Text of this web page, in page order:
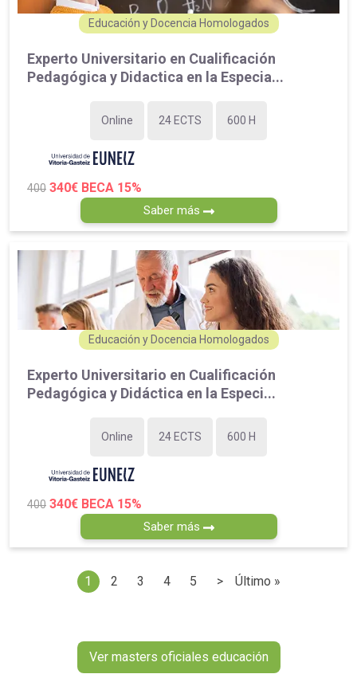
Educación y Docencia Homologados
Experto Universitario en Cualificación
Pedagógica y Didactica en la Especia...
Online 24 ECTS 600 H
400 340€ BECA 15%
Saber más
Educación y Docencia Homologados
Experto Universitario en Cualificación
Pedagógica y Didáctica en la Especi...
Online 24 ECTS 600 H
400 340€ BECA 15%
Saber más
Página actual
1
Page
2
Page
3
Page
4
Page
5
Siguiente página
>
Última página
Último »
Ver masters oficiales educación